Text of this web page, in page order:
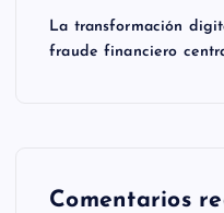
La transformación
fraude financiero
Comentarios